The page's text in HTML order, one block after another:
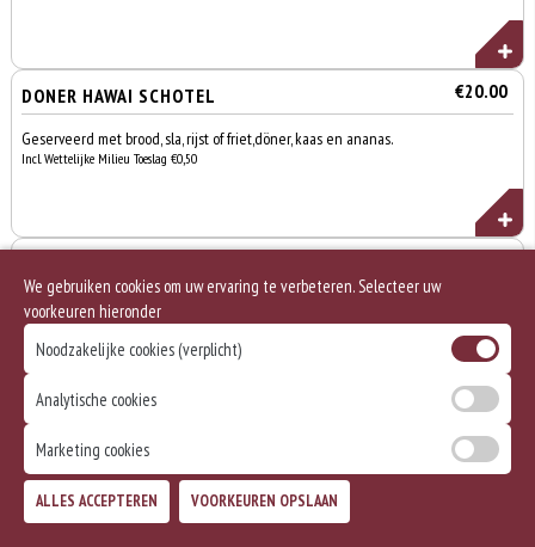
DONER HAWAI SCHOTEL €20.00
Geserveerd met brood, sla, rijst of friet,döner, kaas en ananas.
Incl. Wettelijke Milieu Toeslag €0,50
Geserveerd met brood, sla, rijst of friet,kipfilet, doner, champignons,
ui en paprika.
Incl. Wettelijke Milieu Toeslag €0,50
KIPFILET SCHOTEL €19.50
Geserveerd met brood, sla, rijst of friet,kipfilet, champignons, ui en
paprika.
Bezorgen Afhalen
Totaal
€0,00
We gebruiken cookies om uw ervaring te verbeteren. Selecteer uw
voorkeuren hieronder
Noodzakelijke cookies (verplicht)
Analytische cookies
Marketing cookies
ALLES ACCEPTEREN VOORKEUREN OPSLAAN